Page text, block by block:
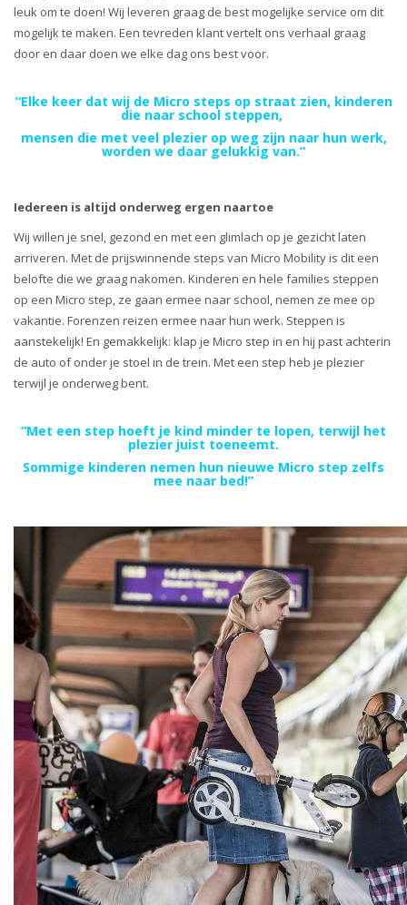
leuk om te doen! Wij leveren graag de best mogelijke service om dit
mogelijk te maken. Een tevreden klant vertelt ons verhaal graag
door en daar doen we elke dag ons best voor.
“Elke keer dat wij de Micro steps op straat zien, kinderen
die naar school steppen,
mensen die met veel plezier op weg zijn naar hun werk,
worden we daar gelukkig van.”
Iedereen is altijd onderweg ergen naartoe
Wij willen je snel, gezond en met een glimlach op je gezicht laten
arriveren. Met de prijswinnende steps van Micro Mobility is dit een
belofte die we graag nakomen. Kinderen en hele families steppen
op een Micro step, ze gaan ermee naar school, nemen ze mee op
vakantie. Forenzen reizen ermee naar hun werk. Steppen is
aanstekelijk! En gemakkelijk: klap je Micro step in en hij past achterin
de auto of onder je stoel in de trein. Met een step heb je plezier
terwijl je onderweg bent.
“Met een step hoeft je kind minder te lopen, terwijl het
plezier juist toeneemt.
Sommige kinderen nemen hun nieuwe Micro step zelfs
mee naar bed!”